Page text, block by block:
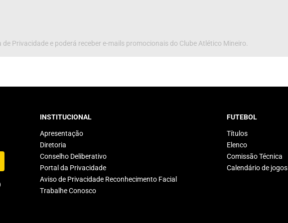
Privacidade e poderá receber e-mails promocionais do Clube Atlético Mineiro.
INSTITUCIONAL
Apresentação
Diretoria
Conselho Deliberativo
Portal da Privacidade
Aviso de Privacidade Reconhecimento Facial
Trabalhe Conosco
FUTEBOL
Títulos
Elenco
Comissão Técnica
Calendário de jogos